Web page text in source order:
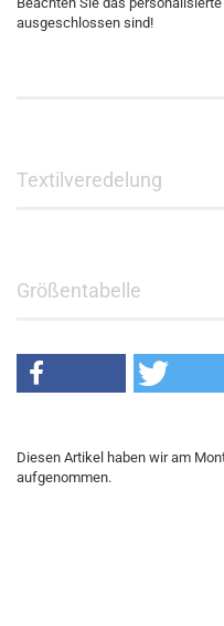
ausgeschlossen sind!
Textilveredelung
Größentabelle
Diesen Artikel haben wir am
aufgenommen.